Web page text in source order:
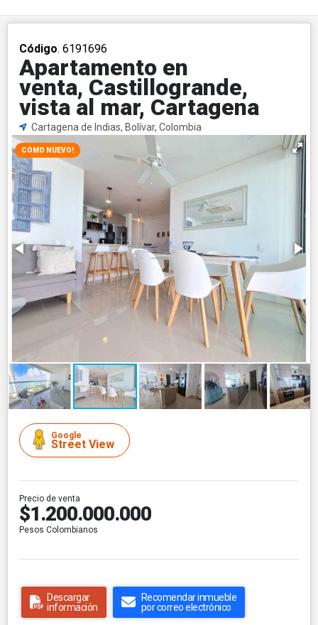
Código. 6191696
Apartamento en
venta, Castillogrande,
vista al mar, Cartagena
Cartagena de Indias, Bolívar, Colombia
COMO NUEVO!
Google
Street View
Precio de venta
$1.200.000.000
Pesos Colombianos
Descargar
información
Recomendar inmueble
por correo electrónico